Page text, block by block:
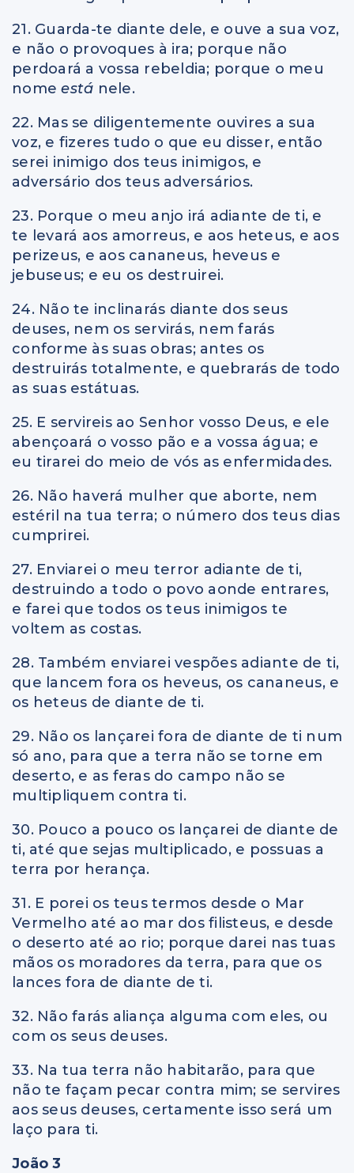
21. Guarda-te diante dele, e ouve a sua voz,
e não o provoques à ira; porque não
perdoará a vossa rebeldia; porque o meu
nomeestá nele.
22. Mas se diligentemente ouvires a sua
voz, e fizeres tudo o que eu disser, então
serei inimigo dos teus inimigos, e
adversário dos teus adversários.
23. Porque o meu anjo irá adiante de ti, e
te levará aos amorreus, e aos heteus, e aos
perizeus, e aos cananeus, heveus e
jebuseus; e eu os destruirei.
24. Não te inclinarás diante dos seus
deuses, nem os servirás, nem farás
conforme às suas obras; antes os
destruirás totalmente, e quebrarás de todo
as suas estátuas.
25. E servireis ao Senhor vosso Deus, e ele
abençoará o vosso pão e a vossa água; e
eu tirarei do meio de vós as enfermidades.
26. Não haverá mulher que aborte, nem
estéril na tua terra; o número dos teus dias
cumprirei.
27. Enviarei o meu terror adiante de ti,
destruindo a todo o povo aonde entrares,
e farei que todos os teus inimigos te
voltem as costas.
28. Também enviarei vespões adiante de ti,
que lancem fora os heveus, os cananeus, e
os heteus de diante de ti.
29. Não os lançarei fora de diante de ti num
só ano, para que a terra não se torne em
deserto, e as feras do campo não se
multipliquem contra ti.
30. Pouco a pouco os lançarei de diante de
ti, até que sejas multiplicado, e possuas a
terra por herança.
31. E porei os teus termos desde o Mar
Vermelho até ao mar dos filisteus, e desde
o deserto até ao rio; porque darei nas tuas
mãos os moradores da terra, para que os
lances fora de diante de ti.
32. Não farás aliança alguma com eles, ou
com os seus deuses.
33. Na tua terra não habitarão, para que
não te façam pecar contra mim; se servires
aos seus deuses, certamente isso será um
laço para ti.
João 3